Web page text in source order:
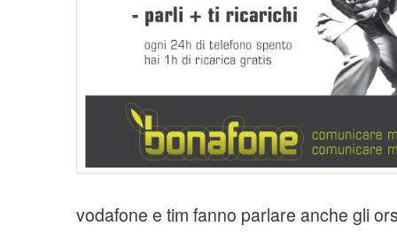
vodafone e tim fanno parlare anche gli